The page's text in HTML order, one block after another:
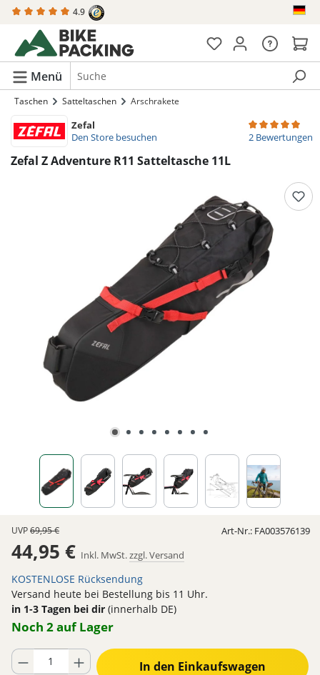
springen 4.9
Menü
Taschen Satteltaschen Arschrakete
Zefal
Den Store besuchen
Zefal Z Adventure R11 Satteltasche 11L
2 Bewertungen
UVP69,95 €
44,95 € Inkl. MwSt.zzgl. Versand
KOSTENLOSE Rücksendung
Versand heute bei Bestellung bis 11 Uhr.
in 1-3 Tagen bei dir (innerhalb DE)
Noch 2 auf Lager
Produkt Anzahl: Gib den gewünschten Wert ein oder benutze die
In den Einkaufswagen
Art-Nr.: FA003576139